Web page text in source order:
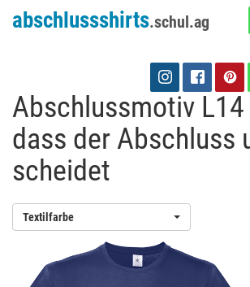
abschlussshirts.schul.ag
Abschlussmotiv L14
dass der Abschluss
scheidet
Textilfarbe